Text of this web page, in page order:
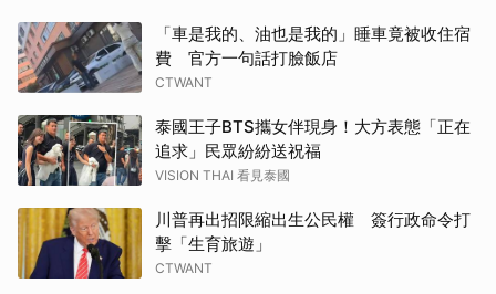
「車是我的、油也是我的」睡車竟被收住宿
費 官方一句話打臉飯店
CTWANT
泰國王子BTS攜女伴現身！大方表態「正在
追求」民眾紛紛送祝福
VISION THAI 看見泰國
川普再出招限縮出生公民權 簽行政命令打
擊「生育旅遊」
CTWANT
取消